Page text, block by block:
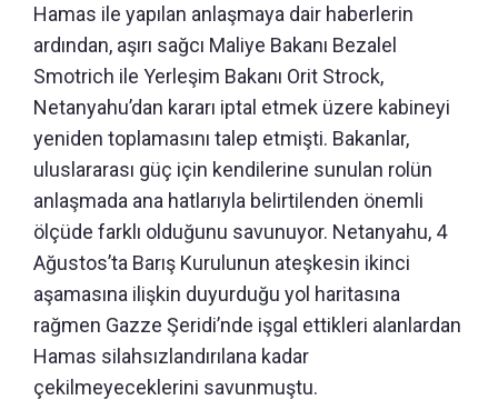
Hamas ile yapılan anlaşmaya dair haberlerin
ardından, aşırı sağcı Maliye Bakanı Bezalel
Smotrich ile Yerleşim Bakanı Orit Strock,
Netanyahu’dan kararı iptal etmek üzere kabineyi
yeniden toplamasını talep etmişti. Bakanlar,
uluslararası güç için kendilerine sunulan rolün
anlaşmada ana hatlarıyla belirtilenden önemli
ölçüde farklı olduğunu savunuyor. Netanyahu, 4
Ağustos’ta Barış Kurulunun ateşkesin ikinci
aşamasına ilişkin duyurduğu yol haritasına
rağmen Gazze Şeridi’nde işgal ettikleri alanlardan
Hamas silahsızlandırılana kadar
çekilmeyeceklerini savunmuştu.